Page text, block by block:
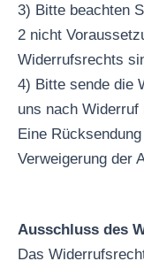
3) Bitte beachten
2 nicht
Widerrufsrechts
4) Bitte sende die
uns nach
Eine
Verweigerung der
Ausschluss des
Das